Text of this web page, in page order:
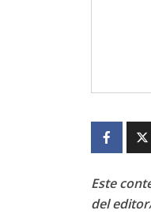
Este
del